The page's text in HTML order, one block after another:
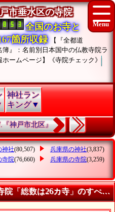
市垂水区の寺院
全国のお寺と
箇所収録
【『全都道
簿』：名前別日本国中の仏教寺院ラ
ームページ】《寺院チェック》
神社ラン
キング▼
『神戸市北区』
神社(80,507) 兵庫県の神社(3,837)
寺院(76,660) 兵庫県の寺院(3,259)
院「総数は26カ寺」のすべて